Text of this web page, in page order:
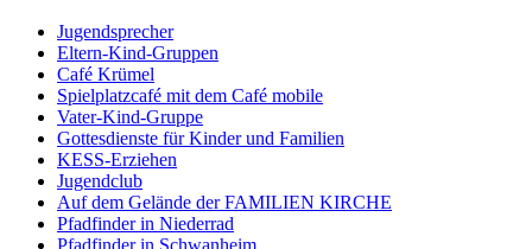
Jugendsprecher
Eltern-Kind-Gruppen
Café Krümel
Spielplatzcafé mit dem Café mobile
Vater-Kind-Gruppe
Gottesdienste für Kinder und Familien
KESS-Erziehen
Jugendclub
Auf dem Gelände der FAMILIEN KIRCHE
Pfadfinder in Niederrad